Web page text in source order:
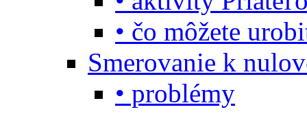
• čo môžete
Smerovanie k
• problémy